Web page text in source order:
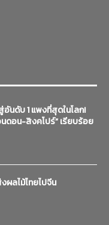
อันดับ 1 แพงที่สุดในโลก!
นดอน-สิงคโปร์” เรียบร้อย
ผลไม้ไทยไปจีน